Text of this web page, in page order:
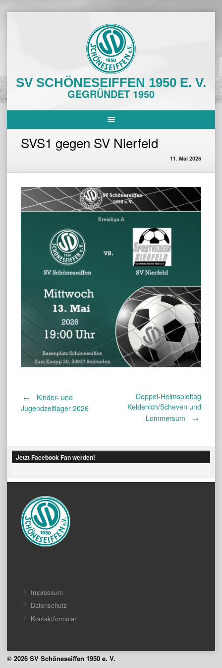
SV SCHÖNESEIFFEN 1950 E. V.
GEGRÜNDET 1950
SVS1 gegen SV Nierfeld
11. Mai 2026
Post
←
Kinder- und
Jugendzeltlager 2026
Doppel-Heimspieltag
Keldenich/Scheven und
Lommersum
→
Jetzt Facebook Fan werden!
Impressum
Datenschutz
Kontaktformular
© 2026 SV Schöneseiffen 1950 e. V.